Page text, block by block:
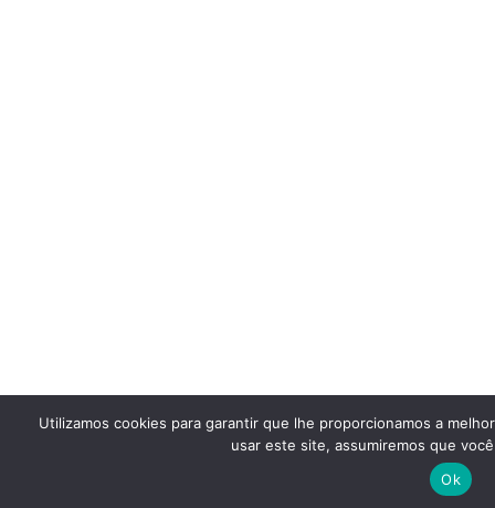
Utilizamos cookies para garantir que lhe proporcionamos a
usar este site, assumiremos que
Ok